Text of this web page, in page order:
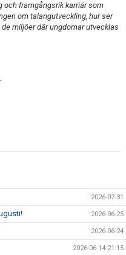
och framgångsrik karriär som
om talangutveckling, hur ser
miljöer där ungdomar utvecklas
2026-07-31
2026-06-25
2026-06-24
2026-06-14 21:15